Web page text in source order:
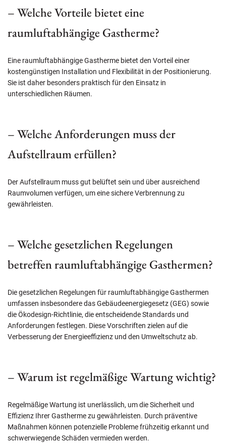
– Welche Vorteile bietet eine
raumluftabhängige Gastherme?
Eine raumluftabhängige Gastherme bietet den Vorteil einer
kostengünstigen Installation und Flexibilität in der Positionierung.
Sie ist daher besonders praktisch für den Einsatz in
unterschiedlichen Räumen.
– Welche Anforderungen muss der
Aufstellraum erfüllen?
Der Aufstellraum muss gut belüftet sein und über ausreichend
Raumvolumen verfügen, um eine sichere Verbrennung zu
gewährleisten.
– Welche gesetzlichen Regelungen
betreffen raumluftabhängige Gasthermen?
Die gesetzlichen Regelungen für raumluftabhängige Gasthermen
umfassen insbesondere das Gebäudeenergiegesetz (GEG) sowie
die Ökodesign-Richtlinie, die entscheidende Standards und
Anforderungen festlegen. Diese Vorschriften zielen auf die
Verbesserung der Energieeffizienz und den Umweltschutz ab.
– Warum ist regelmäßige Wartung wichtig?
Regelmäßige Wartung ist unerlässlich, um die Sicherheit und
Effizienz Ihrer Gastherme zu gewährleisten. Durch präventive
Maßnahmen können potenzielle Probleme frühzeitig erkannt und
schwerwiegende Schäden vermieden werden.